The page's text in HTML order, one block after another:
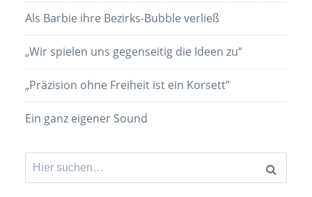
Als Barbie ihre Bezirks-Bubble verließ
„Wir spielen uns gegenseitig die Ideen zu“
„Präzision ohne Freiheit ist ein Korsett”
Ein ganz eigener Sound
Suchen
nach: